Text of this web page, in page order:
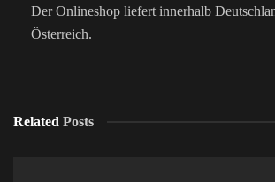
Der Onlineshop liefert innerhalb
Österreich.
Related Posts